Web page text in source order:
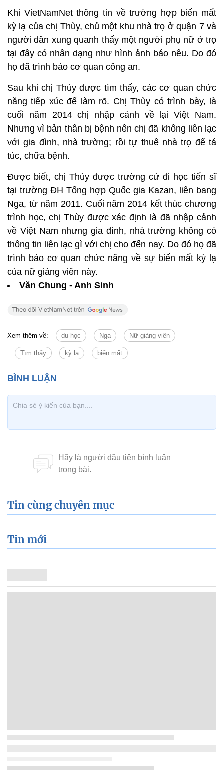
Khi VietNamNet thông tin về trường hợp biến mất
kỳ lạ của chị Thùy, chủ một khu nhà trọ ở quận 7 và
người dân xung quanh thấy một người phụ nữ ở trọ
tại đây có nhân dạng như hình ảnh báo nêu. Do đó
họ đã trình báo cơ quan công an.
Sau khi chị Thùy được tìm thấy, các cơ quan chức
năng tiếp xúc để làm rõ. Chị Thùy có trình bày, là
cuối năm 2014 chị nhập cảnh về lại Việt Nam.
Nhưng vì bản thân bị bệnh nên chị đã không liên lạc
với gia đình, nhà trường; rồi tự thuê nhà trọ để tá
túc, chữa bệnh.
Được biết, chị Thùy được trường cử đi học tiến sĩ
tại trường ĐH Tổng hợp Quốc gia Kazan, liên bang
Nga, từ năm 2011. Cuối năm 2014 kết thúc chương
trình học, chị Thùy được xác định là đã nhập cảnh
về Việt Nam nhưng gia đình, nhà trường không có
thông tin liên lạc gì với chị cho đến nay. Do đó họ đã
trình báo cơ quan chức năng về sự biến mất kỳ lạ
của nữ giảng viên này.
Văn Chung - Anh Sinh
Xem thêm về: du học Nga Nữ giảng viên
Tìm thấy kỳ lạ biến mất
Tin cùng chuyên mục
Tin mới